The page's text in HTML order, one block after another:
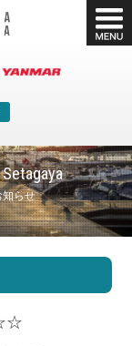
知らせ
ート販売
ースタイル
Sea-Style